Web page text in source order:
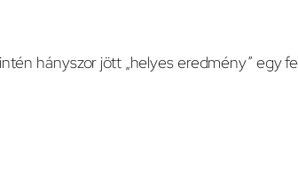
hányszor jött „helyes eredmény” egy